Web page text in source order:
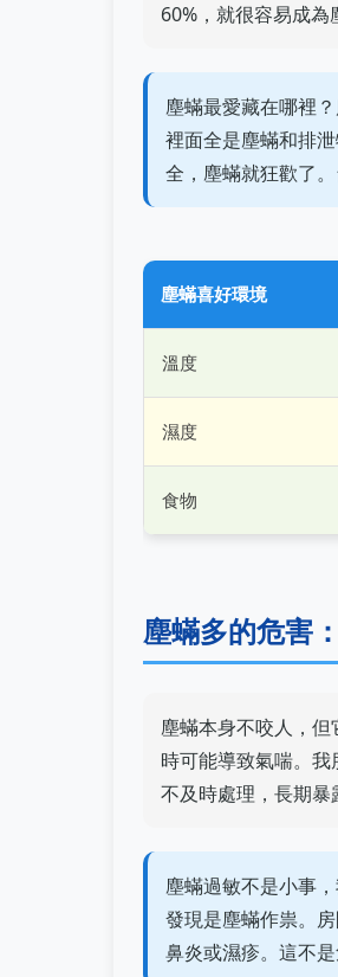
60%，就很容易成為
塵蟎最愛藏在哪裡
裡面全是塵蟎和排
全，塵蟎就狂歡了
塵蟎喜好環境
溫度
濕度
食物
塵蟎多的危害
塵蟎本身不咬人，
時可能導致氣喘。
不及時處理，長期暴
塵蟎過敏不是小事
發現是塵蟎作祟。
鼻炎或濕疹。這不